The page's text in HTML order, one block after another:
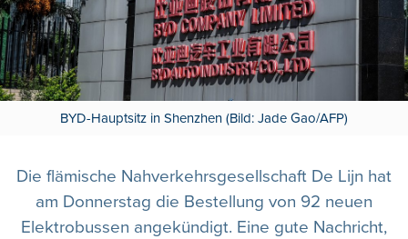
BYD-Hauptsitz in Shenzhen (Bild: Jade Gao/AFP)
Die flämische Nahverkehrsgesellschaft De Lijn hat
am Donnerstag die Bestellung von 92 neuen
Elektrobussen angekündigt. Eine gute Nachricht,